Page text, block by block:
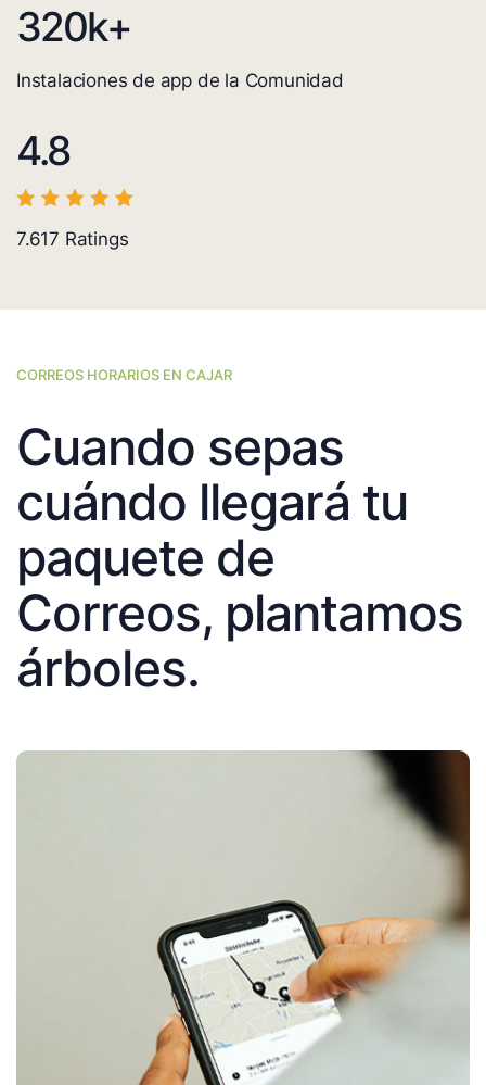
320k+
Instalaciones de app de la Comunidad
4.8
7.617 Ratings
CORREOS HORARIOS EN CAJAR
Cuando sepas
cuándo llegará tu
paquete de
Correos, plantamos
árboles.